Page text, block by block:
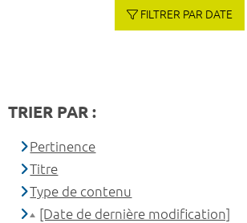
FILTRER PAR DATE
TRIER PAR :
Pertinence
Titre
Type de contenu
[Date de dernière modification]